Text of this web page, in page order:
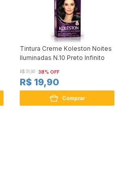
Tintura Creme Koleston Noites
Iluminadas N.10 Preto Infinito
R$ 31,90 38% OFF
R$ 19,90
Comprar